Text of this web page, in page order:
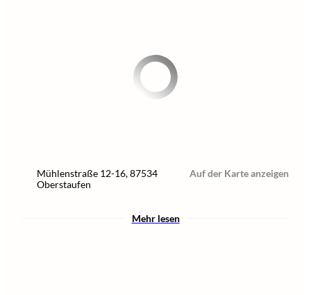
Mühlenstraße 12-16,87534
Oberstaufen
Auf der Karte anzeigen
Mehr lesen